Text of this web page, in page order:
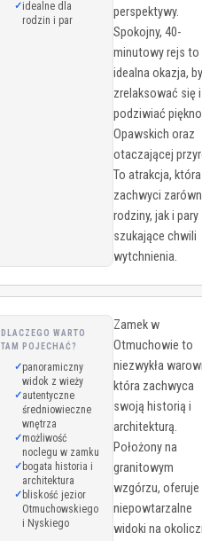
idealne dla
rodzin i par
perspektywy.
Spokojny, 40-
minutowy rejs to
idealna okazja,
zrelaksować się i
podziwiać
Opawskich oraz
otaczającej
To atrakcja, która
zachwyci
rodziny, jak i pary
szukające chwili
wytchnienia.
DLACZEGO WARTO
TAM POJECHAĆ?
panoramiczny
widok z wieży
autentyczne
średniowieczne
wnętrza
możliwość
noclegu w zamku
bogata historia i
architektura
bliskość jezior
Otmuchowskiego
i Nyskiego
Zamek w
Otmuchowie to
niezwykła
która zachwyca
swoją historią i
architekturą.
Położony na
granitowym
wzgórzu, oferuje
niepowtarzalne
widoki na